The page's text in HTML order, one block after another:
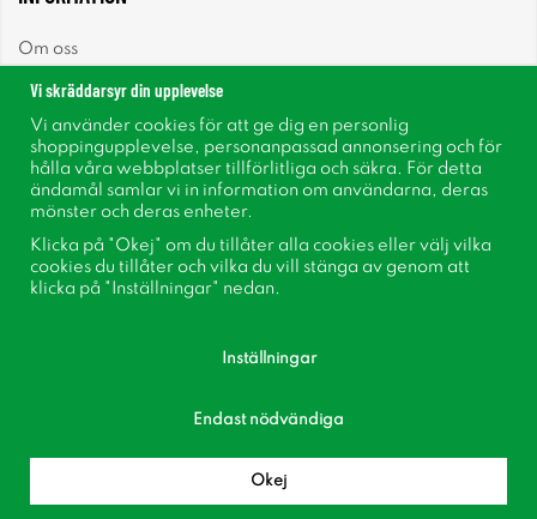
Om oss
Nyhetsbrev
Om cookies
Inspiration
Bli medlem i vår kundklubb!
Vi skräddarsyr din upplevelse
Vi använder cookies för att ge dig en personlig
shoppingupplevelse, personanpassad annonsering och för
hålla våra webbplatser tillförlitliga och säkra. För detta
ändamål samlar vi in information om användarna, deras
mönster och deras enheter.
Klicka på "Okej" om du tillåter alla cookies eller välj vilka
cookies du tillåter och vilka du vill stänga av genom att
klicka på "Inställningar" nedan.
Inställningar
Endast nödvändiga
Okej